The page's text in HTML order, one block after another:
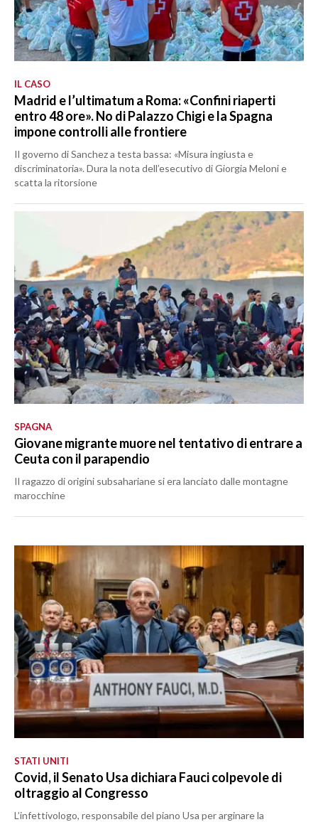
IL CASO
Madrid e l’ultimatum a Roma: «Confini riaperti
entro 48 ore». No di Palazzo Chigi e la Spagna
impone controlli alle frontiere
Il governo di Sanchez a testa bassa: «Misura ingiusta e
discriminatoria». Dura la nota dell’esecutivo di Giorgia Meloni e
scatta la ritorsione
SPAGNA
Giovane migrante muore nel tentativo di entrare a
Ceuta con il parapendio
Il ragazzo di origini subsahariane si era lanciato dalle montagne
marocchine
STATI UNITI
Covid, il Senato Usa dichiara Fauci colpevole di
oltraggio al Congresso
L’infettivologo, responsabile del piano Usa per arginare la